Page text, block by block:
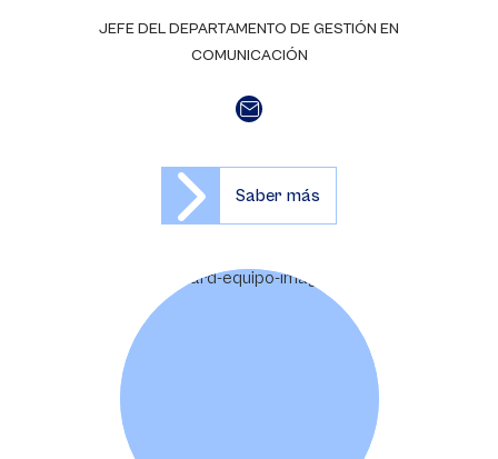
JEFE DEL DEPARTAMENTO DE GESTIÓN EN
COMUNICACIÓN
Saber más